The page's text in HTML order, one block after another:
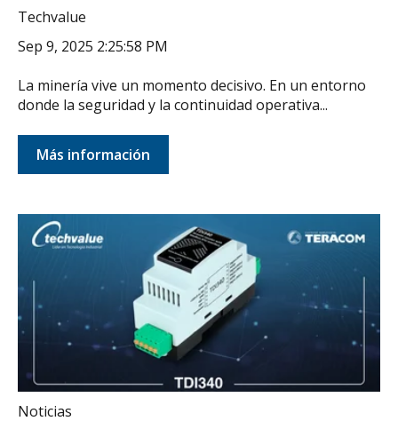
Techvalue
Sep 9, 2025 2:25:58 PM
La minería vive un momento decisivo. En un entorno
donde la seguridad y la continuidad operativa...
Más información
Noticias